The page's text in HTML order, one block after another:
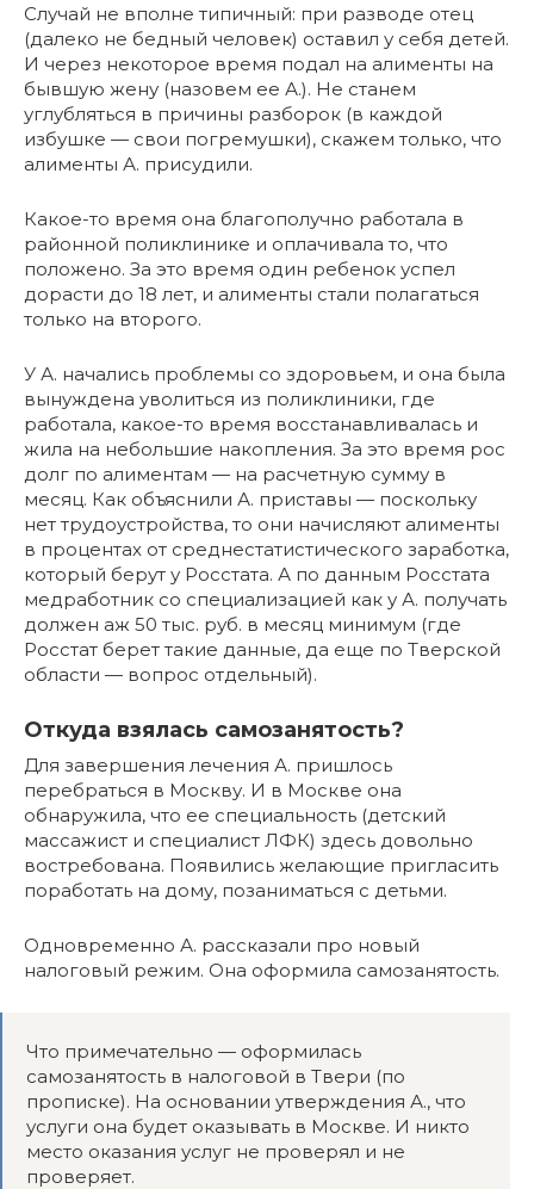
Случай не вполне типичный: при разводе отец
(далеко не бедный человек) оставил у себя детей.
И через некоторое время подал на алименты на
бывшую жену (назовем ее А.). Не станем
углубляться в причины разборок (в каждой
избушке — свои погремушки), скажем только, что
алименты А. присудили.
Какое-то время она благополучно работала в
районной поликлинике и оплачивала то, что
положено. За это время один ребенок успел
дорасти до 18 лет, и алименты стали полагаться
только на второго.
У А. начались проблемы со здоровьем, и она была
вынуждена уволиться из поликлиники, где
работала, какое-то время восстанавливалась и
жила на небольшие накопления. За это время рос
долг по алиментам — на расчетную сумму в
месяц. Как объяснили А. приставы — поскольку
нет трудоустройства, то они начисляют алименты
в процентах от среднестатистического заработка,
который берут у Росстата. А по данным Росстата
медработник со специализацией как у А. получать
должен аж 50 тыс. руб. в месяц минимум (где
Росстат берет такие данные, да еще по Тверской
области — вопрос отдельный).
Откуда взялась самозанятость?
Для завершения лечения А. пришлось
перебраться в Москву. И в Москве она
обнаружила, что ее специальность (детский
массажист и специалист ЛФК) здесь довольно
востребована. Появились желающие пригласить
поработать на дому, позаниматься с детьми.
Одновременно А. рассказали про новый
налоговый режим. Она оформила самозанятость.
Что примечательно — оформилась
самозанятость в налоговой в Твери (по
прописке). На основании утверждения А., что
услуги она будет оказывать в Москве. И никто
место оказания услуг не проверял и не
проверяет.